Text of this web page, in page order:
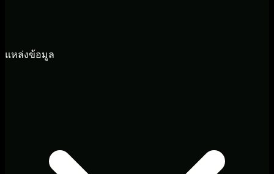
แหล่งข้อมูล